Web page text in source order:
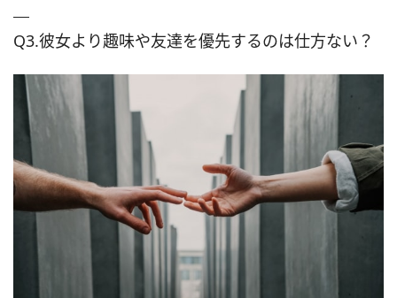
Q3.彼女より趣味や友達を優先するのは仕方ない？